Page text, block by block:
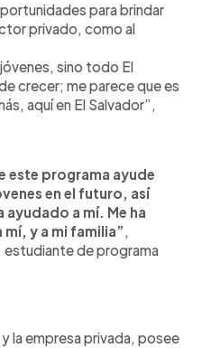
para brindar
privado, como al
sino todo El
crecer; me parece que es
aquí en El Salvador”,
este programa ayude
en el futuro, así
ayudado a mí. Me ha
y a mi familia”
estudiante de programa
la empresa privada, posee